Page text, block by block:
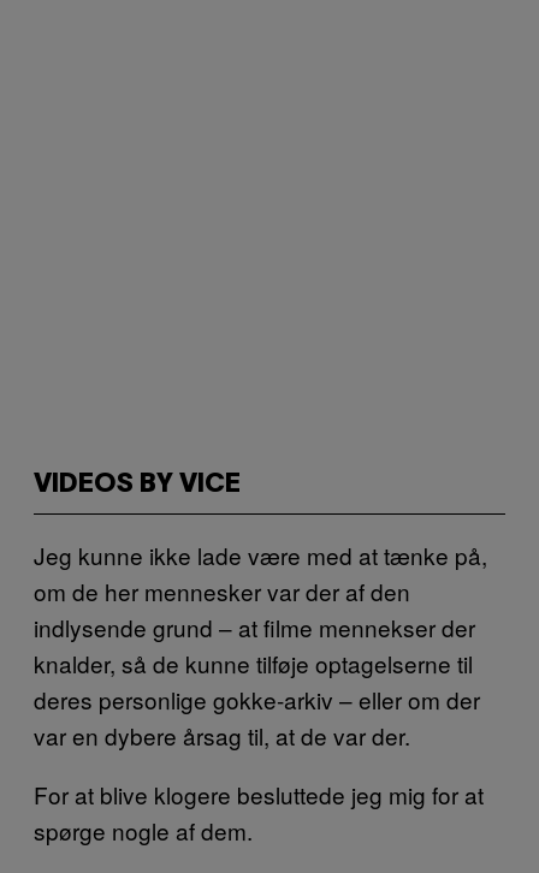
VIDEOS BY VICE
Jeg kunne ikke lade være med at tænke på,
om de her mennesker var der af den
indlysende grund – at filme mennekser der
knalder, så de kunne tilføje optagelserne til
deres personlige gokke-arkiv – eller om der
var en dybere årsag til, at de var der.
For at blive klogere besluttede jeg mig for at
spørge nogle af dem.